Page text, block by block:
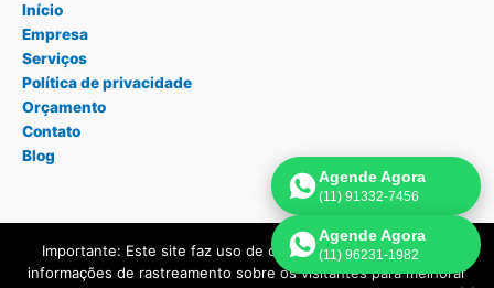
Início
Empresa
Serviços
Política de privacidade
Orçamento
Contato
Blog
Copyright © 2026 Assistência Técnica Geladeira São Paulo | Criado
Agende Agora
(11) 91332-7456
Agende Agora
(11) 96231-1982
Importante: Este site faz uso de cookies que podem conter
informações de rastreamento sobre os visitantes para melhorar